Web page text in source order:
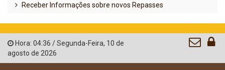
Receber Informações sobre novos Repasses
Hora: 04:36 /Segunda-Feira, 10 de
agosto de 2026